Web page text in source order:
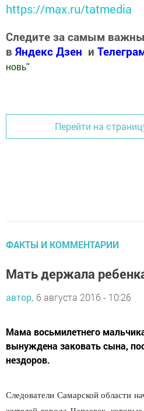
https://max.ru/tatmedia
Следите за самым
в Яндекс Дзен и
новь"
Перейти на
ФАКТЫ И КОММЕНТАРИИ
Мать держала
автор, 6 августа 2016 - 10:26
Мама восьмилетнего
вынуждена заковать сына,
нездоров.
Следователи Самарской области